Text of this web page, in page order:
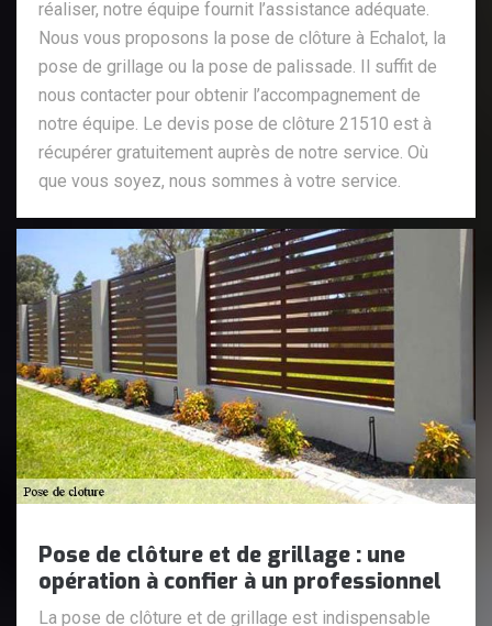
réaliser, notre équipe fournit l’assistance adéquate.
Nous vous proposons la pose de clôture à Echalot, la
pose de grillage ou la pose de palissade. Il suffit de
nous contacter pour obtenir l’accompagnement de
notre équipe. Le devis pose de clôture 21510 est à
récupérer gratuitement auprès de notre service. Où
que vous soyez, nous sommes à votre service.
Pose de clôture et de grillage : une
opération à confier à un professionnel
La pose de clôture et de grillage est indispensable